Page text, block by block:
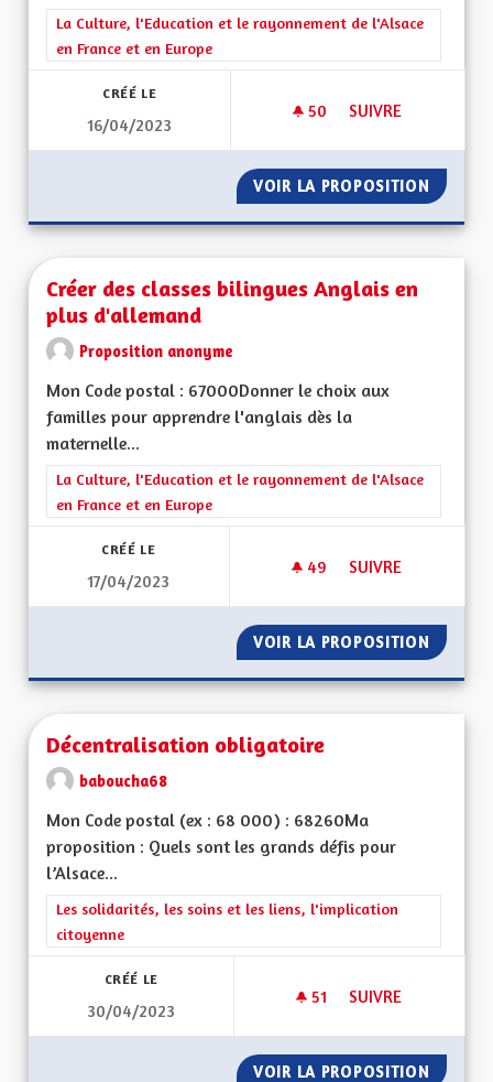
Filtrer les résultats de la catégorie : La Culture, l'Education et
La Culture, l'Education et le rayonnement de l'Alsace
en France et en Europe
CRÉÉ LE
16/04/2023
50 50 ABONNÉS
SUIVRE
VOIR LA PROPOSITION
Créer des classes bilingues Anglais en
plus d'allemand
Proposition anonyme
Mon Code postal : 67000Donner le choix aux
familles pour apprendre l'anglais dès la
maternelle...
Filtrer les résultats de la catégorie : La Culture, l'Education et
La Culture, l'Education et le rayonnement de l'Alsace
en France et en Europe
CRÉÉ LE
17/04/2023
49 49 ABONNÉS
SUIVRE
VOIR LA PROPOSITION
Décentralisation obligatoire
baboucha68
Mon Code postal (ex : 68 000) : 68260Ma
proposition : Quels sont les grands défis pour
l’Alsace...
Filtrer les résultats de la catégorie : Les solidarités, les soins
Les solidarités, les soins et les liens, l'implication
citoyenne
CRÉÉ LE
30/04/2023
51 51 ABONNÉS
SUIVRE
VOIR LA PROPOSITION